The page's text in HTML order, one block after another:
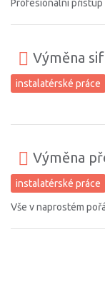
Profesionální přístup
Výměna
instalatérské práce
Výměna
instalatérské práce
Vše v naprostém